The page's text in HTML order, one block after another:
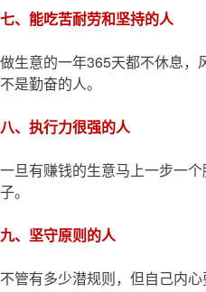
七、能吃苦耐劳和坚持的人
做生意的一年365天都不休息，
不是勤奋的人。
八、执行力很强的人
一旦有赚钱的生意马上一步一
子。
九、坚守原则的人
不管有多少潜规则，但自己内